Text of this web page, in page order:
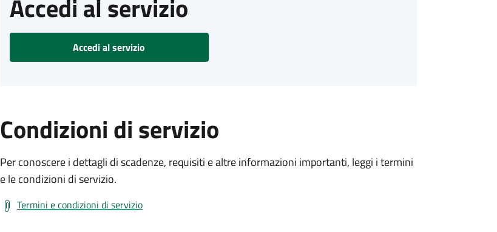
Accedi al servizio
Accedi al servizio
Condizioni di servizio
Per conoscere i dettagli di scadenze, requisiti e altre informazioni importanti, leggi i termini
e le condizioni di servizio.
Termini e condizioni di servizio